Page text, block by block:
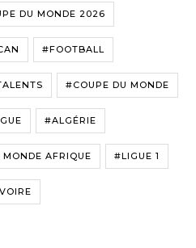
DU MONDE 2026
#FOOTBALL
#COUPE DU MONDE
#ALGÉRIE
AFRIQUE #LIGUE 1